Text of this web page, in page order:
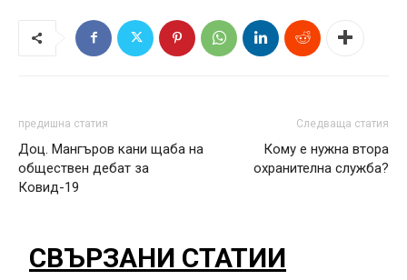
предишна статия
Доц. Мангъров кани щаба на
обществен дебат за
Ковид-19
Следваща статия
Кому е нужна втора
охранителна служба?
СВЪРЗАНИ СТАТИИ